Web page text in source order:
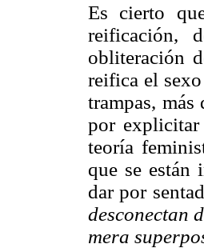
Es cierto
reificación,
obliteración
reifica el
trampas, más
por explicitar
teoría
que se están
dar por
desconectan
mera